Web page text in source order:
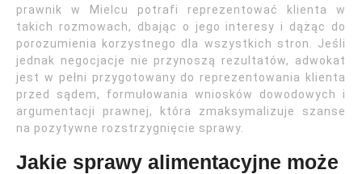
prawnik w Mielcu potrafi reprezentować klienta w
takich rozmowach, dbając o jego interesy i dążąc do
porozumienia korzystnego dla wszystkich stron. Jeśli
jednak negocjacje nie przynoszą rezultatów, adwokat
jest w pełni przygotowany do reprezentowania klienta
przed sądem, formułowania wniosków dowodowych i
argumentacji prawnej, która zmaksymalizuje szanse
na pozytywne rozstrzygnięcie sprawy.
Jakie sprawy alimentacyjne może